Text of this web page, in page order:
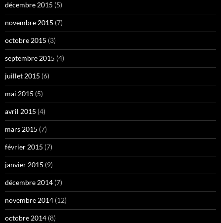
décembre 2015 (5)
novembre 2015 (7)
octobre 2015 (3)
septembre 2015 (4)
juillet 2015 (6)
mai 2015 (5)
avril 2015 (4)
mars 2015 (7)
février 2015 (7)
janvier 2015 (9)
décembre 2014 (7)
novembre 2014 (12)
octobre 2014 (8)